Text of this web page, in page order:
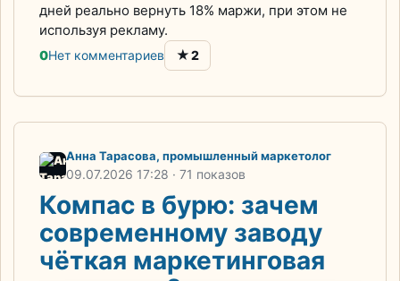
дней реально вернуть 18% маржи, при этом не
используя рекламу.
0Нет комментариев ★2
Анна Тарасова, промышленный маркетолог
09.07.2026 17:28 · 71 показов
Компас в бурю: зачем
современному заводу
чёткая маркетинговая